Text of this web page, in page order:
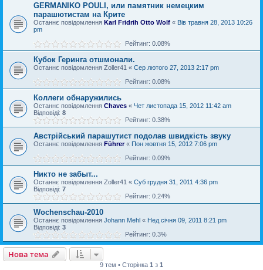
GERMANIKO POULI, или памятник немецким
парашютистам на Крите
Останнє повідомлення Karl Fridrih Otto Wolf « Вів травня 28, 2013 10:26
pm
Рейтинг: 0.08%
Кубок Геринга отшмонали.
Останнє повідомлення Zoller41 « Сер лютого 27, 2013 2:17 pm
Рейтинг: 0.08%
Коллеги обнаружились
Останнє повідомлення Chaves « Чет листопада 15, 2012 11:42 am
Відповіді: 8
Рейтинг: 0.38%
Австрійський парашутист подолав швидкість звуку
Останнє повідомлення Führer« Пон жовтня 15, 2012 7:06 pm
Рейтинг: 0.09%
Никто не забыт...
Останнє повідомлення Zoller41 « Суб грудня 31, 2011 4:36 pm
Відповіді: 7
Рейтинг: 0.24%
Wochenschau-2010
Останнє повідомлення Johann Mehl « Нед січня 09, 2011 8:21 pm
Відповіді: 3
Рейтинг: 0.3%
Нова тема
9 тем • Сторінка 1 з 1